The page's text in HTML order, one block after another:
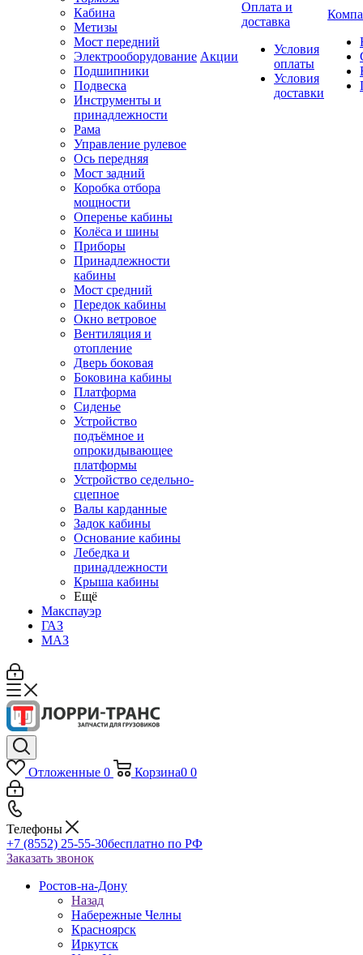
Кабина
Метизы
Мост передний
Электрооборудование
Подшипники
Подвеска
Инструменты и
принадлежности
Рама
Управление рулевое
Ось передняя
Мост задний
Коробка отбора
мощности
Оперенье кабины
Колёса и шины
Приборы
Принадлежности
кабины
Мост средний
Передок кабины
Окно ветровое
Вентиляция и
отопление
Дверь боковая
Боковина кабины
Платформа
Сиденье
Устройство
подъёмное и
опрокидывающее
платформы
Устройство седельно-
сцепное
Валы карданные
Задок кабины
Основание кабины
Лебедка и
принадлежности
Крыша кабины
Ещё
Макспауэр
ГАЗ
МАЗ
Акции
Оплата и
доставка
Условия
оплаты
Условия
доставки
Отложенные 0 Корзина0 0
Телефоны
+7 (8552) 25-55-30бесплатно по РФ
Заказать звонок
Ростов-на-Дону
Назад
Набережные Челны
Красноярск
Иркутск